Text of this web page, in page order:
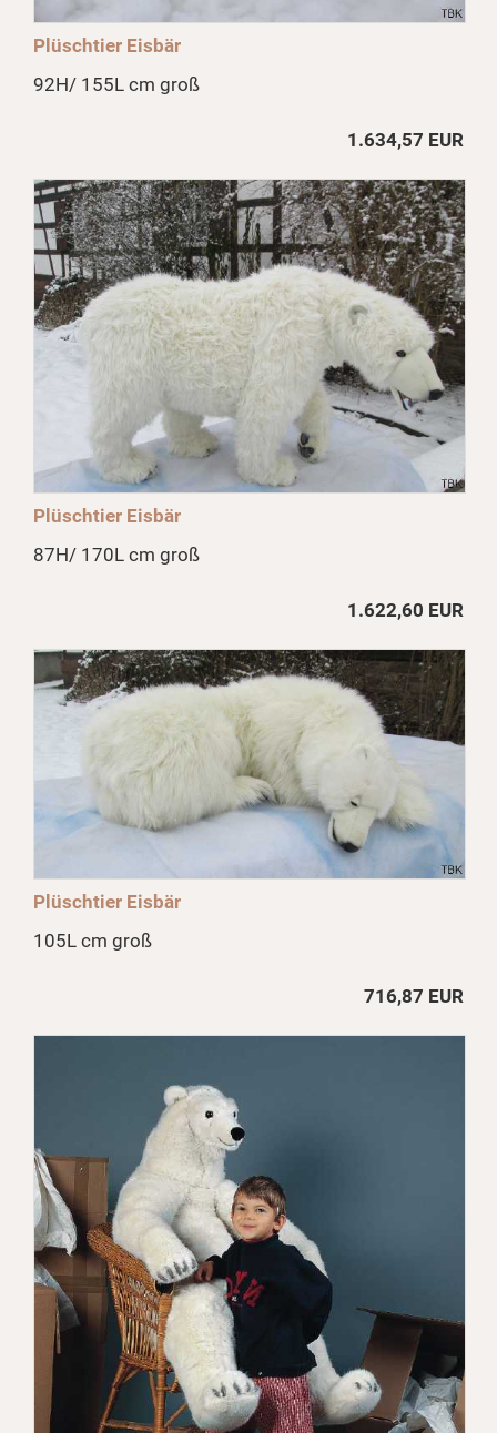
Plüschtier Eisbär
92H/ 155L cm groß
1.634,57 EUR
Plüschtier Eisbär
87H/ 170L cm groß
1.622,60 EUR
Plüschtier Eisbär
105L cm groß
716,87 EUR